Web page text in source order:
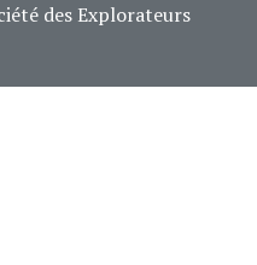
des Explorateurs